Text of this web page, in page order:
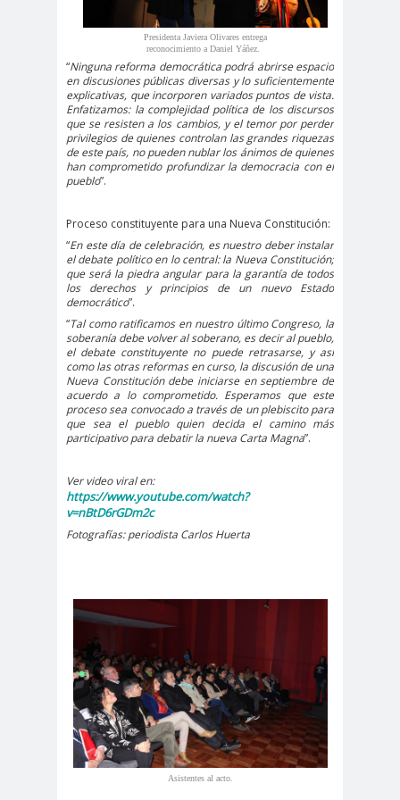
Asociación Nacional de
Magistrados
asociacion
es
ataque
megavisión
Autism
o
Aymar
a
Aysén
Baltazar
do
Huberman
Barcelom
a
bases para el
debate
BBC
NEWS
Bernardo Larraín
Matte
Bernardo Soria
Ibacache
Bilabo biobio
bloque por el derecho a la
comunicación
UNIDAD SOCIAL
bomba
lacrimógena
González
calentamiento
global
camar
a
Cámara de
Diputados
Cámara de Diputados y
Diputadas
camarógraf
Presidenta Javiera Olivares entrega
reconocimiento a Daniel Yáñez.
“Ninguna reforma democrática podrá abrirse espacio
en discusiones públicas diversas y lo suficientemente
explicativas, que incorporen variados puntos de vista.
Enfatizamos: la complejidad política de los discursos
que se resisten a los cambios, y el temor por perder
privilegios de quienes controlan las grandes riquezas
de este país, no pueden nublar los ánimos de quienes
han comprometido profundizar la democracia con el
pueblo”.
Proceso constituyente para una Nueva Constitución:
“En este día de celebración, es nuestro deber instalar
el debate político en lo central: la Nueva Constitución;
que será la piedra angular para la garantía de todos
los derechos y principios de un nuevo Estado
democrático”.
“Tal como ratificamos en nuestro último Congreso, la
soberanía debe volver al soberano, es decir al pueblo,
el debate constituyente no puede retrasarse, y así
como las otras reformas en curso, la discusión de una
Nueva Constitución debe iniciarse en septiembre de
acuerdo a lo comprometido. Esperamos que este
proceso sea convocado a través de un plebiscito para
que sea el pueblo quien decida el camino más
participativo para debatir la nueva Carta Magna”.
Ver video viral en:
https://www.youtube.com/watch?
v=nBtD6rGDm2c
Fotografías: periodista Carlos Huerta
Asistentes al acto.